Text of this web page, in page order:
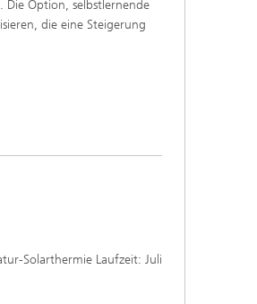
Option, selbstlernende
die eine Steigerung
Solarthermie Laufzeit: Juli